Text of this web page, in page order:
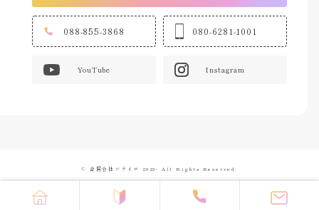
088-855-3868 080-6281-1001
YouTube Instagram
© 合同会社ソライロ 2023- All Rights Reserved.